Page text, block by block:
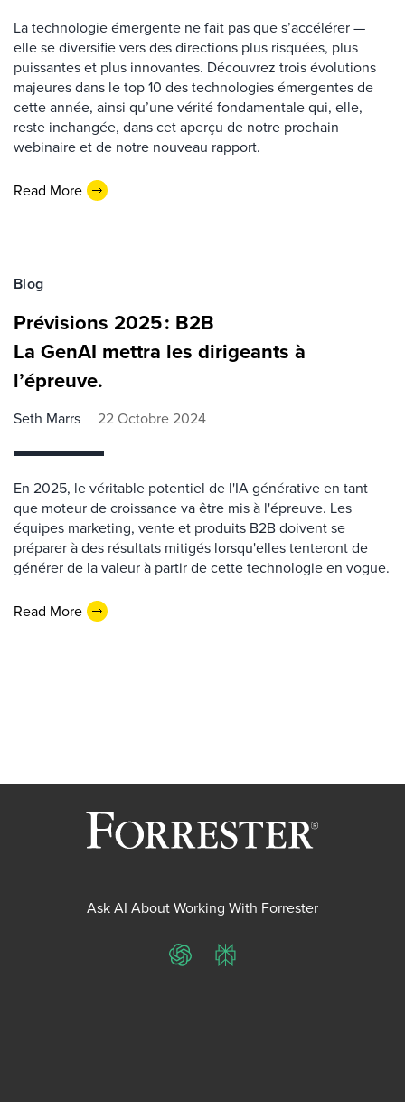
La technologie émergente ne fait pas que s’accélérer —
elle se diversifie vers des directions plus risquées, plus
puissantes et plus innovantes. Découvrez trois évolutions
majeures dans le top 10 des technologies émergentes de
cette année, ainsi qu’une vérité fondamentale qui, elle,
reste inchangée, dans cet aperçu de notre prochain
webinaire et de notre nouveau rapport.
Read More
Blog
Prévisions 2025 : B2B
La GenAI mettra les dirigeants à
l’épreuve.
Seth Marrs 22 Octobre 2024
En 2025, le véritable potentiel de l'IA générative en tant
que moteur de croissance va être mis à l'épreuve. Les
équipes marketing, vente et produits B2B doivent se
préparer à des résultats mitigés lorsqu'elles tenteront de
générer de la valeur à partir de cette technologie en vogue.
Read More
Ask AI About Working With Forrester
ChatGPTPerplexity